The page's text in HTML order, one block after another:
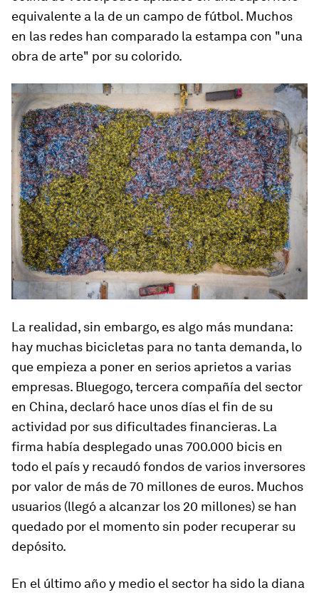
equivalente a la de un campo de fútbol. Muchos
en las redes han comparado la estampa con "una
obra de arte" por su colorido.
La realidad, sin embargo, es algo más mundana:
hay muchas bicicletas para no tanta demanda, lo
que empieza a poner en serios aprietos a varias
empresas. Bluegogo, tercera compañía del sector
en China, declaró hace unos días el fin de su
actividad por sus dificultades financieras. La
firma había desplegado unas 700.000 bicis en
todo el país y recaudó fondos de varios inversores
por valor de más de 70 millones de euros. Muchos
usuarios (llegó a alcanzar los 20 millones) se han
quedado por el momento sin poder recuperar su
depósito.
En el último año y medio el sector ha sido la diana